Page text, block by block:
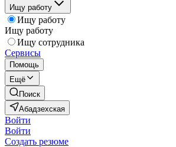
Ищу работу
Ищу работу
Ищу работу
Ищу сотрудника
Сервисы
Помощь
Ещё
Поиск
Абадзехская
Войти
Войти
Создать резюме